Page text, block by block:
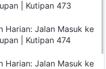
| Kutipan 473
Harian: Jalan Masuk ke
| Kutipan 474
Harian: Jalan Masuk ke